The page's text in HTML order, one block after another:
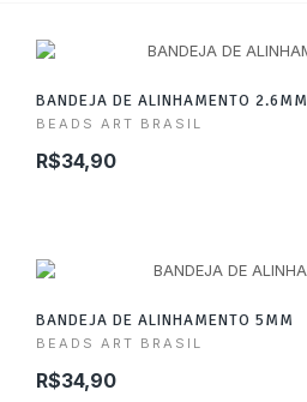
BANDEJA DE ALINHAMENTO 2.6MM
BEADS ART BRASIL
R$34,90
BANDEJA DE ALINHAMENTO 5MM
BEADS ART BRASIL
R$34,90